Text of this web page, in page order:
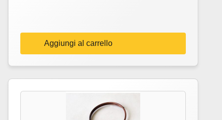
Aggiungi al carrello